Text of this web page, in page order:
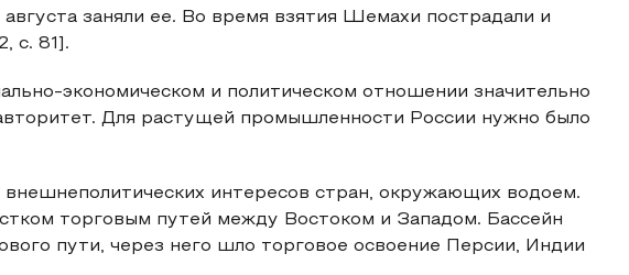
заняли ее. Во время взятия Шемахи пострадали и
с. 81].
экономическом и политическом отношении значительно
Для растущей промышленности России нужно было
внешнеполитических интересов стран, окружающих водоем.
торговым путей между Востоком и Западом. Бассейн
пути, через него шло торговое освоение Персии, Индии